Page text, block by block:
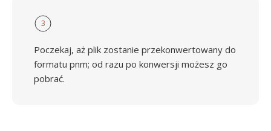
3
Poczekaj, aż plik zostanie przekonwertowany do
formatu pnm; od razu po konwersji możesz go
pobrać.